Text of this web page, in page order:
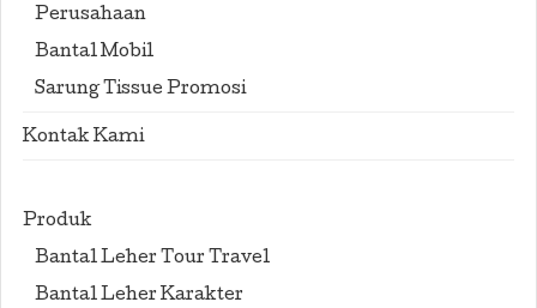
Perusahaan
Bantal Mobil
Sarung Tissue Promosi
Kontak Kami
Produk
Bantal Leher Tour Travel
Bantal Leher Karakter